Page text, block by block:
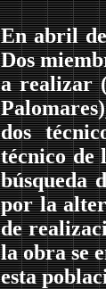
En abril
Dos
a realizar
dos
técnico de
búsqueda
por la
de
la obra se
esta